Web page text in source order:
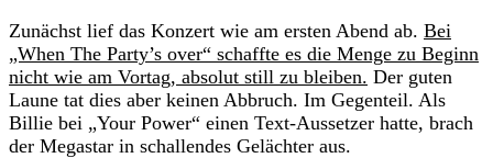
Zunächst lief das Konzert wie am ersten Abend ab. Bei
„When The Party’s over“ schaffte es die Menge zu Beginn
nicht wie am Vortag, absolut still zu bleiben. Der guten
Laune tat dies aber keinen Abbruch. Im Gegenteil. Als
Billie bei „Your Power“ einen Text-Aussetzer hatte, brach
der Megastar in schallendes Gelächter aus.